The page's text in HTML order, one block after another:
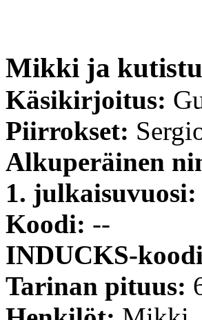
Mikki ja
Käsikirjoitus:
Piirrokset:
Alkuperäinen
1. julkaisuvuosi:
Koodi: --
INDUCKS-
Tarinan pituus: